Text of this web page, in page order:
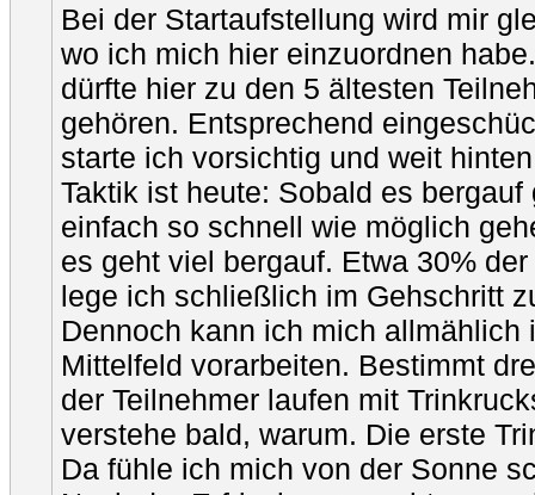
Bei der Startaufstellung wird mir
wo ich mich hier einzuordnen
dürfte hier zu den 5 ältesten
gehören. Entsprechend
starte ich vorsichtig und weit
Taktik ist heute: Sobald es bergauf
einfach so schnell wie möglich
es geht viel bergauf. Etwa 30%
lege ich schließlich im Gehschritt
Dennoch kann ich mich allmählich
Mittelfeld vorarbeiten. Bestimmt
der Teilnehmer laufen mit
verstehe bald, warum. Die erste
Da fühle ich mich von der Sonne